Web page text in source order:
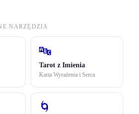
NARZĘDZIA
🔤
Tarot z Imienia
Karta Wyrażenia i Serca
🌀